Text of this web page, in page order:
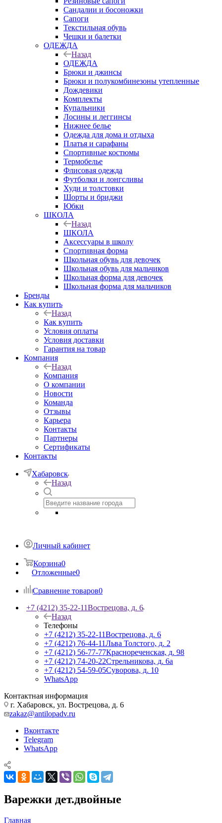
Сандалии и босоножки
Сапоги
Текстильная обувь
Чешки и балетки
ОДЕЖДА
Назад
ОДЕЖДА
Брюки и джинсы
Брюки и полукомбинезоны утепленные
Дождевики
Комплекты
Купальники
Лосины и леггинсы
Нижнее белье
Одежда для дома и отдыха
Платья и сарафаны
Спортивные костюмы
Термобелье
Флисовая одежда
Футболки и лонгсливы
Худи и толстовки
Шорты и бриджи
Юбки
ШКОЛА
Назад
ШКОЛА
Аксессуары в школу
Спортивная форма
Школьная обувь для девочек
Школьная обувь для мальчиков
Школьная форма для девочек
Школьная форма для мальчиков
Бренды
Как купить
Назад
Как купить
Условия оплаты
Условия доставки
Гарантия на товар
Компания
Назад
Компания
О компании
Новости
Команда
Отзывы
Карьера
Контакты
Партнеры
Сертификаты
Контакты
Хабаровск
Назад
Личный кабинет
Корзина0
Отложенные0
Сравнение товаров0
+7 (4212) 35-22-11Вострецова, д. 6
Назад
Телефоны
+7 (4212) 35-22-11Вострецова, д. 6
+7 (4212) 76-44-11Льва Толстого, д. 2
+7 (4212) 56-77-77Краснореченская, д. 98
+7 (4212) 74-20-22Стрельникова, д. 6а
+7 (4212) 54-59-05Суворова, д. 10
WhatsApp
Контактная информация
г. Хабаровск, ул. Вострецова, д. 6
zakaz@antilopadv.ru
Вконтакте
Telegram
WhatsApp
Варежки дет.двойные
Главная